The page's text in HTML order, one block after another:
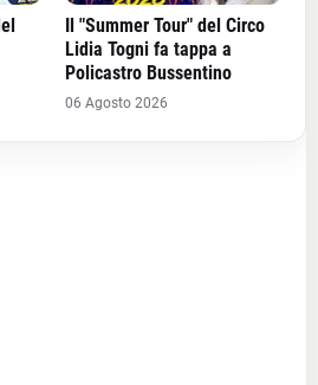
Il "Summer Tour" del Circo
Lidia Togni fa tappa a
Policastro Bussentino
06 Agosto 2026